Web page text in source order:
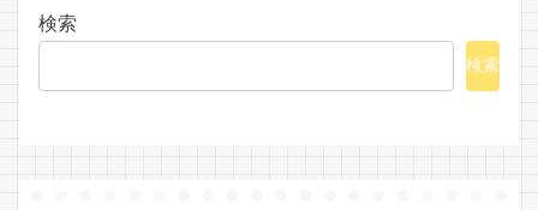
検索
検索